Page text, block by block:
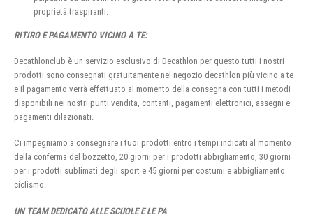
proprietà traspiranti.
RITIRO E PAGAMENTO VICINO A TE:
Decathlonclub è un servizio esclusivo di Decathlon per questo tutti i nostri
prodotti sono consegnati gratuitamente nel negozio decathlon più vicino a te
e il pagamento verrà effettuato al momento della consegna con tutti i metodi
disponibili nei nostri punti vendita, contanti, pagamenti elettronici, assegni e
pagamenti dilazionati.
Ci impegniamo a consegnare i tuoi prodotti entro i tempi indicati al momento
della conferma del bozzetto, 20 giorni per i prodotti abbigliamento, 30 giorni
per i prodotti sublimati degli sport e 45 giorni per costumi e abbigliamento
ciclismo.
UN TEAM DEDICATO ALLE SCUOLE E LE PA